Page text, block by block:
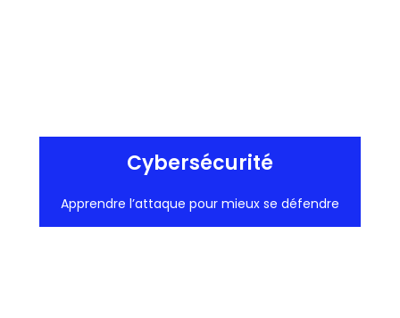
Cybersécurité
Apprendre l’attaque pour mieux se défendre